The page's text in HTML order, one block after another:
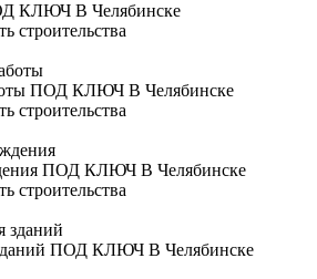
КЛЮЧ В Челябинске
строительства
ПОД КЛЮЧ В Челябинске
строительства
ПОД КЛЮЧ В Челябинске
строительства
ПОД КЛЮЧ В Челябинске